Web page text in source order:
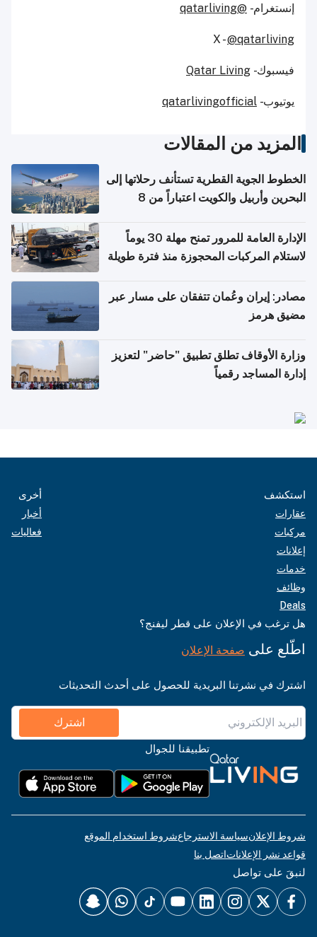
إنستغرام - @qatarliving
X -@qatarliving
فيسبوك - Qatar Living
يوتيوب - qatarlivingofficial
المزيد من المقالات
الخطوط الجوية القطرية تستأنف رحلاتها إلى
البحرين وأربيل والكويت اعتباراً من 8
الإدارة العامة للمرور تمنح مهلة 30 يوماً
لاستلام المركبات المحجوزة منذ فترة طويلة
مصادر: إيران وعُمان تتفقان على مسار عبر
مضيق هرمز
وزارة الأوقاف تطلق تطبيق "حاضر" لتعزيز
إدارة المساجد رقمياً
استكشف
عقارات
مركبات
إعلانات
خدمات
وظائف
Deals
أخرى
أخبار
فعاليات
هل ترغب في الإعلان على قطر ليفنج؟
اطّلع على صفحة الإعلان
اشترك في نشرتنا البريدية للحصول على أحدث التحديثات
اشترك
تطبيقنا للجوال
شروط الإعلانسياسة الاسترجاعشروط استخدام الموقع
قواعد نشر الإعلاناتاتصل بنا
لنبقَ على تواصل